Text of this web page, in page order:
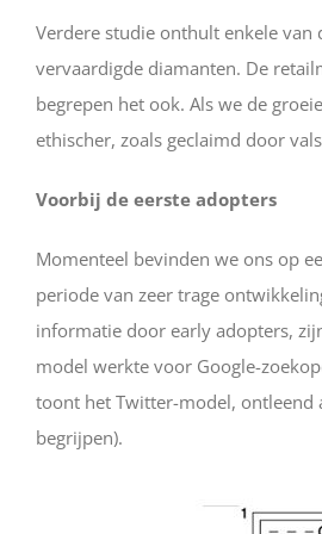
Verdere studie onthult enkele van
vervaardigde diamanten. De
begrepen het ook. Als we de
ethischer, zoals geclaimd door
Voorbij de eerste adopters
Momenteel bevinden we ons op
periode van zeer trage
informatie door early adopters,
model werkte voor Google-
toont het Twitter-model, ontleend
begrijpen).